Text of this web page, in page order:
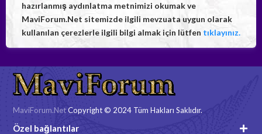
hazırlanmış aydınlatma metnimizi okumak ve
MaviForum.Net sitemizde ilgili mevzuata uygun olarak
kullanılan çerezlerle ilgili bilgi almak için lütfen tıklayınız.
MaviForum.NetCopyright © 2024 Tüm Hakları Saklıdır.
Özel bağlantılar